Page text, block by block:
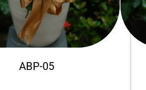
ABP-05